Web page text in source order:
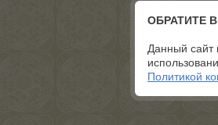
ОБРАТИТЕ
Данный сайт
Политикой